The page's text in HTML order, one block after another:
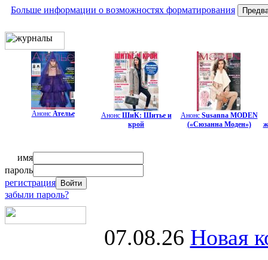
Больше информации о возможностях форматирования
Анонс Ателье Анонс ШиК: Шитье и
крой
Анонс Susanna MODEN
(«Сюзанна Моден»)
имя
пароль
регистрация
забыли пароль?
07.08.26 Новая